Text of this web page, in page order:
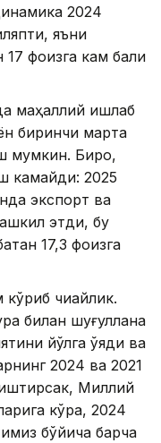
2024
яъни
фоизга кам балиқ
маҳаллий ишлаб
биринчи марта
мумкин. Бироқ,
камайди: 2025
экспорт ва
этди, бу
17,3 фоизга
чиқайлик.
билан шуғуллана
йўлга қўяди ва
2024 ва 2021
Миллий
кўра, 2024
бўйича барча